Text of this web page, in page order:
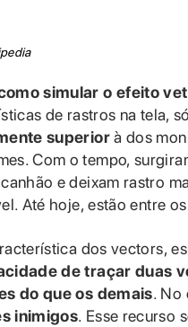
simular o efeito
de rastros na tela,
superiorà dos
Com o tempo,
e deixam rastro
Até hoje, estão entre
dos vectors,
de traçar duas
do que os demais. No
inimigos. Esse recurso